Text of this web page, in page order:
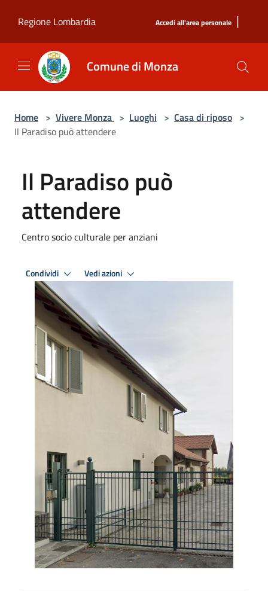
Regione Lombardia
Accedi all'area personale |
Comune di Monza
Home > Vivere Monza > Luoghi > Casa di riposo >
Il Paradiso può attendere
Il Paradiso può
attendere
Centro socio culturale per anziani
Condividi Vedi azioni